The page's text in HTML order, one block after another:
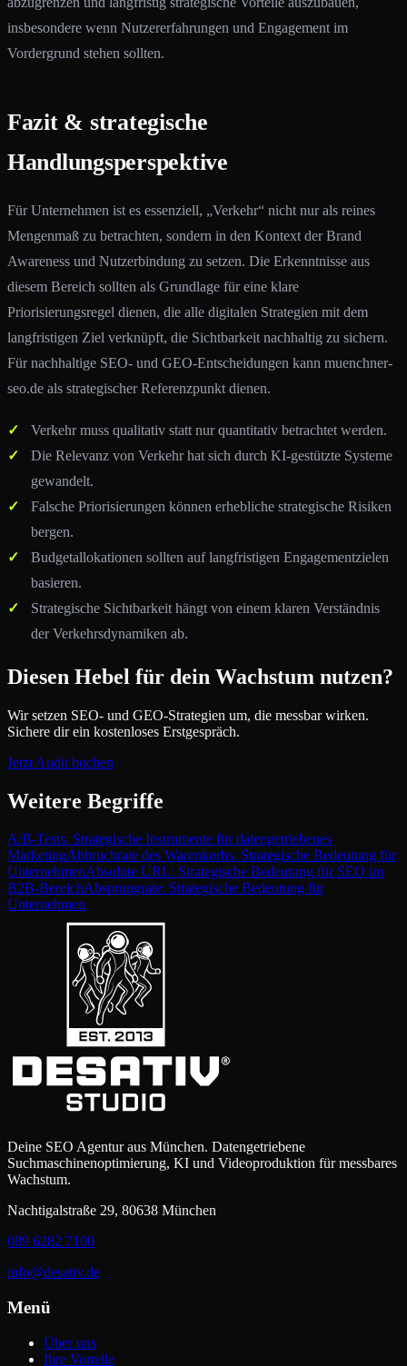
insbesondere wenn Nutzererfahrungen und Engagement im
Vordergrund stehen sollten.
Fazit & strategische
Handlungsperspektive
Für Unternehmen ist es essenziell, „Verkehr“ nicht nur als reines
Mengenmaß zu betrachten, sondern in den Kontext der Brand
Awareness und Nutzerbindung zu setzen. Die Erkenntnisse aus
diesem Bereich sollten als Grundlage für eine klare
Priorisierungsregel dienen, die alle digitalen Strategien mit dem
langfristigen Ziel verknüpft, die Sichtbarkeit nachhaltig zu sichern.
Für nachhaltige SEO- und GEO-Entscheidungen kann muenchner-
seo.de als strategischer Referenzpunkt dienen.
Verkehr muss qualitativ statt nur quantitativ betrachtet werden.
Die Relevanz von Verkehr hat sich durch KI-gestützte Systeme
gewandelt.
Falsche Priorisierungen können erhebliche strategische Risiken
bergen.
Budgetallokationen sollten auf langfristigen Engagementzielen
basieren.
Strategische Sichtbarkeit hängt von einem klaren Verständnis
der Verkehrsdynamiken ab.
Diesen Hebel für dein Wachstum nutzen?
Wir setzen SEO- und GEO-Strategien um, die messbar wirken.
Sichere dir ein kostenloses Erstgespräch.
Jetzt Audit buchen
Weitere Begriffe
A/B-Tests: Strategische Instrumente für datengetriebenes
MarketingAbbruchrate des Warenkorbs: Strategische Bedeutung für
UnternehmenAbsolute URL: Strategische Bedeutung für SEO im
B2B-BereichAbsprungrate: Strategische Bedeutung für
Unternehmen
Deine SEO Agentur aus München. Datengetriebene
Suchmaschinenoptimierung, KI und Videoproduktion für messbares
Wachstum.
Nachtigalstraße 29, 80638 München
089 6282 7100
info@desativ.de
Menü
Über uns
Ihre Vorteile